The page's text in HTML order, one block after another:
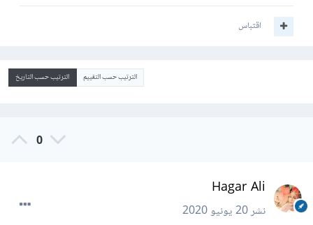
اقتباس
الترتيب حسب التقييم الترتيب حسب التاريخ
0
Hagar Ali
نشر20 يونيو 2020